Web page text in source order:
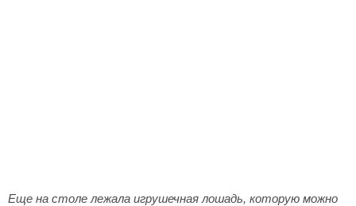
Еще на столе лежала игрушечная лошадь, которую можно